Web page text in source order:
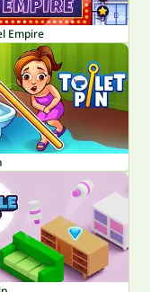
Empire